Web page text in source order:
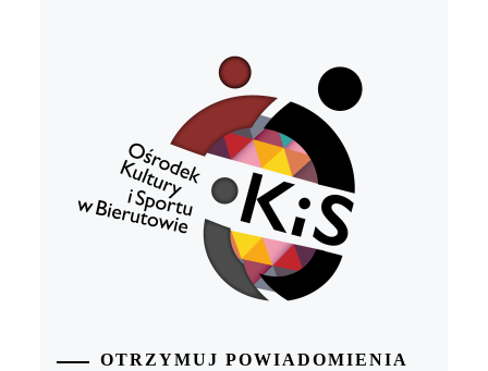
OTRZYMUJ POWIADOMIENIA